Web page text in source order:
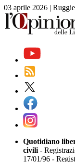
03 aprile 2026 |
Quotidiano
civili -
17/01/96 -